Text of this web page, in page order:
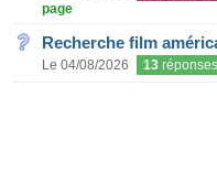
page
Recherche film
Le 04/08/2026 13 réponses